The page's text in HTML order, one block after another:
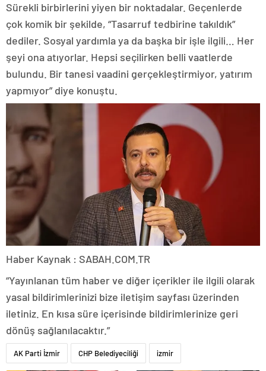
Sürekli birbirlerini yiyen bir noktadalar. Geçenlerde
çok komik bir şekilde, “Tasarruf tedbirine takıldık”
dediler. Sosyal yardımla ya da başka bir işle ilgili… Her
şeyi ona atıyorlar. Hepsi seçilirken belli vaatlerde
bulundu. Bir tanesi vaadini gerçekleştirmiyor, yatırım
yapmıyor” diye konuştu.
Haber Kaynak : SABAH.COM.TR
“Yayınlanan tüm haber ve diğer içerikler ile ilgili olarak
yasal bildirimlerinizi bize iletişim sayfası üzerinden
iletiniz. En kısa süre içerisinde bildirimlerinize geri
dönüş sağlanılacaktır.”
AK Parti İzmir CHP Belediyeciliği izmir